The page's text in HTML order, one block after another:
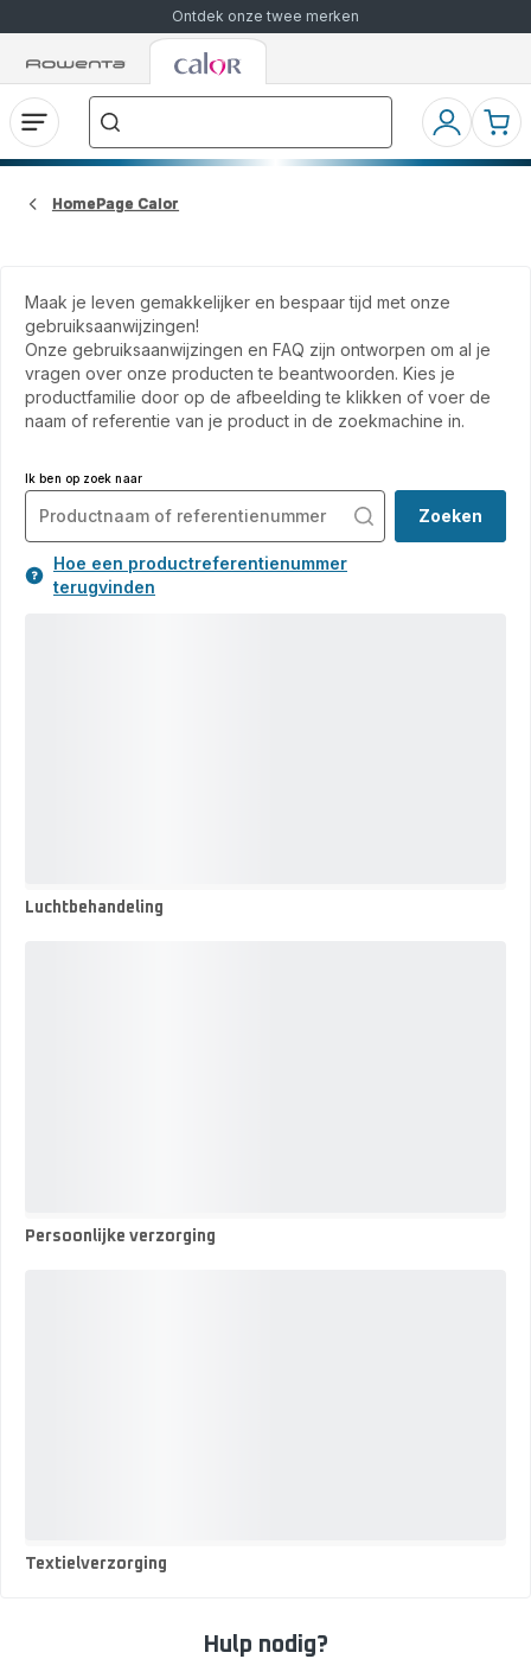
Ontdek onze twee merken
Rowenta-
startpagina
startpagina
Open
het
Waar
bent
naar
MijnMijn
HomePage Calor
Hulp nodig?
Maak je leven gemakkelijker en bespaar tijd met onze
gebruiksaanwijzingen!
Onze gebruiksaanwijzingen en FAQ zijn ontworpen om al je
vragen over onze producten te beantwoorden. Kies je
productfamilie door op de afbeelding te klikken of voer de
naam of referentie van je product in de zoekmachine in.
Ik ben op zoek naar
Hoe een productreferentienummer
terugvinden
Zoeken
Luchtbehandeling
Persoonlijke verzorging
Textielverzorging